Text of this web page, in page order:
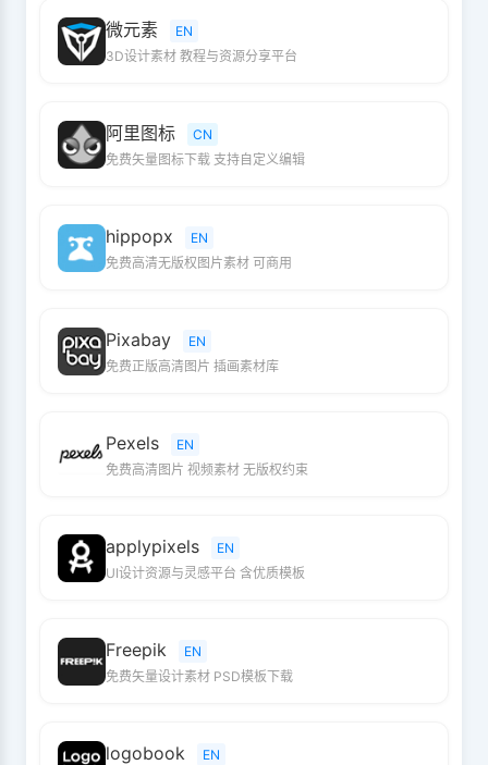
微元素
EN
3D设计素材 教程与资源分享平台
阿里图标
CN
免费矢量图标下载 支持自定义编辑
hippopx
EN
免费高清无版权图片素材 可商用
Pixabay
EN
免费正版高清图片 插画素材库
Pexels
EN
免费高清图片 视频素材 无版权约束
applypixels
EN
UI设计资源与灵感平台 含优质模板
Freepik
EN
免费矢量设计素材 PSD模板下载
logobook EN